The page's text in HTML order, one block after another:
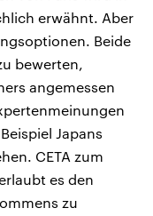
erwähnt. Aber
Beide
bewerten,
angemessen
Japans
CETA zum
es den
zu